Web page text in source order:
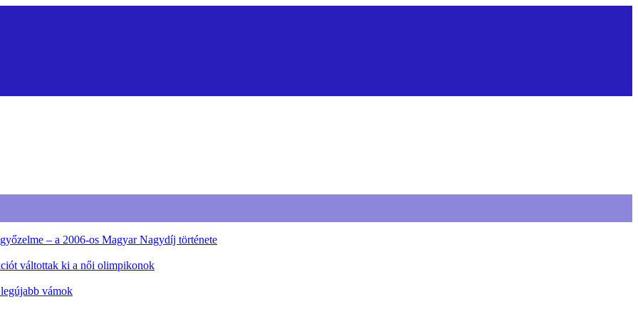
– a 2006-os Magyar Nagydíj története
váltottak ki a női olimpikonok
vámok